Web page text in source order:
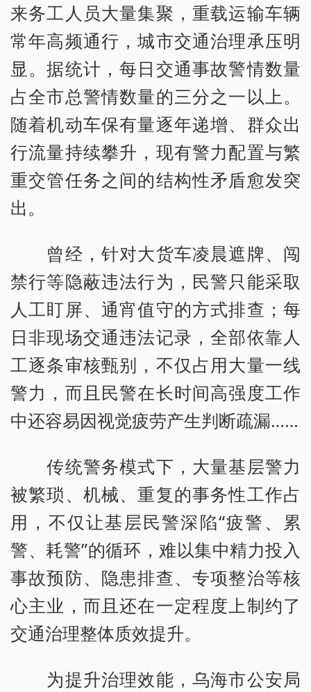
来务工人员大量集聚，重载运输车辆
常年高频通行，城市交通治理承压明
显。据统计，每日交通事故警情数量
占全市总警情数量的三分之一以上。
随着机动车保有量逐年递增、群众出
行流量持续攀升，现有警力配置与繁
重交管任务之间的结构性矛盾愈发突
出。
曾经，针对大货车凌晨遮牌、闯
禁行等隐蔽违法行为，民警只能采取
人工盯屏、通宵值守的方式排查；每
日非现场交通违法记录，全部依靠人
工逐条审核甄别，不仅占用大量一线
警力，而且民警在长时间高强度工作
中还容易因视觉疲劳产生判断疏漏……
传统警务模式下，大量基层警力
被繁琐、机械、重复的事务性工作占
用，不仅让基层民警深陷“疲警、累
警、耗警”的循环，难以集中精力投入
事故预防、隐患排查、专项整治等核
心主业，而且还在一定程度上制约了
交通治理整体质效提升。
为提升治理效能，乌海市公安局